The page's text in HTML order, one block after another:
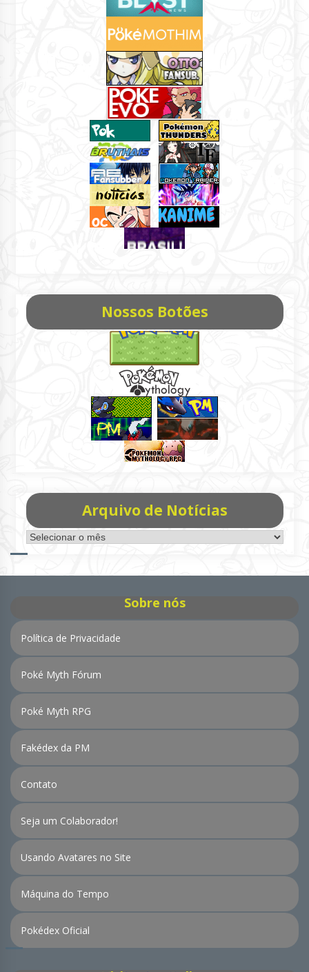
Nossos Botões
Arquivo de Notícias
Arquivo
de
Sobre nós
Política de Privacidade
Poké Myth Fórum
Poké Myth RPG
Fakédex da PM
Contato
Seja um Colaborador!
Usando Avatares no Site
Máquina do Tempo
Pokédex Oficial